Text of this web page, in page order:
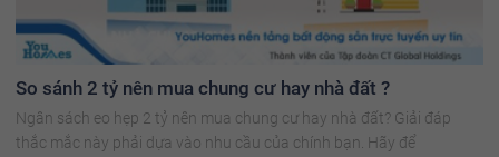
So sánh 2 tỷ nên mua chung cư hay nhà đất ?
Ngân sách eo hẹp 2 tỷ nên mua chung cư hay nhà đất? Giải đáp
thắc mắc này phải dựa vào nhu cầu của chính bạn. Hãy để